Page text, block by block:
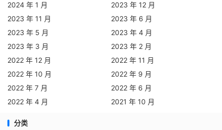
2024 年 1 月
2023 年 12 月
2023 年 11 月
2023 年 6 月
2023 年 5 月
2023 年 4 月
2023 年 3 月
2023 年 2 月
2022 年 12 月
2022 年 11 月
2022 年 10 月
2022 年 9 月
2022 年 7 月
2022 年 6 月
2022 年 4 月
2021 年 10 月
分类